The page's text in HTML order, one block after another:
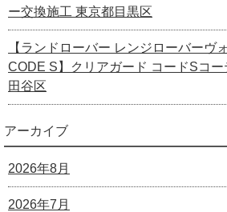
ー交換施工 東京都目黒区
【ランドローバー レンジローバーヴ
CODE S】クリアガード コードSコ
田谷区
アーカイブ
2026年8月
2026年7月